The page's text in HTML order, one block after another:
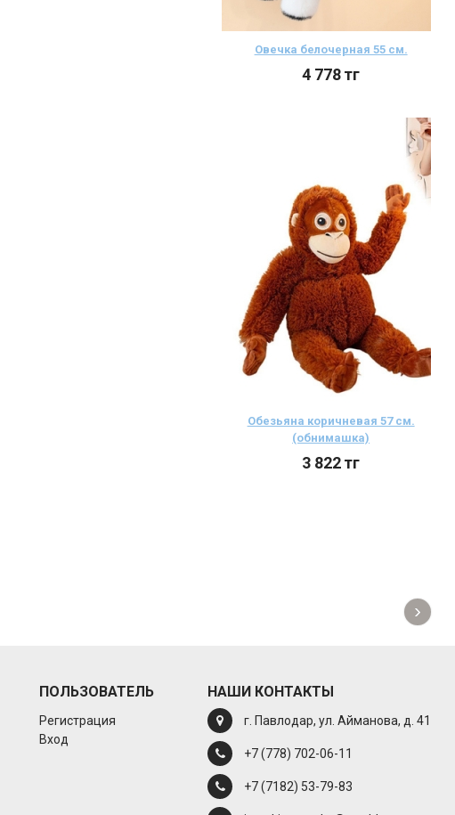
Овечка белочерная 55 см.
4 778тг
Обезьяна коричневая 57 см.
(обнимашка)
3 822тг
›
ПОЛЬЗОВАТЕЛЬ
Регистрация
Вход
НАШИ КОНТАКТЫ
г. Павлодар, ул. Айманова, д. 41
+7 (778) 702-06-11
+7 (7182) 53-79-83